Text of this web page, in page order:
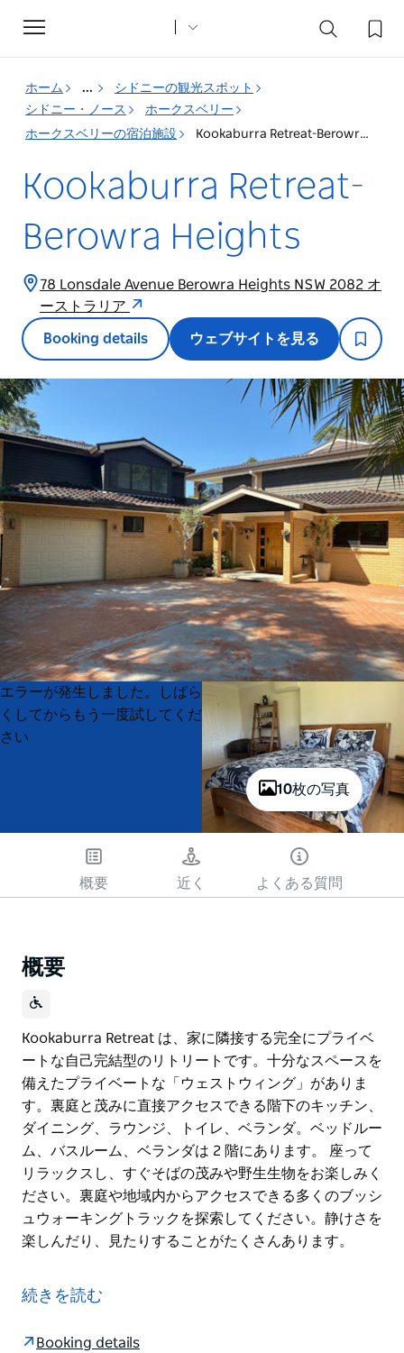
Toggle
navigation
ホーム ...
シドニーの観光スポット
シドニー・ノース
ホークスベリー
ホークスベリーの宿泊施設
Kookaburra Retreat-Berowra Heights
Kookaburra Retreat-
Berowra Heights
78 Lonsdale Avenue Berowra Heights NSW 2082 オ
ーストラリア
Booking details ウェブサイトを見る
10枚の写真
Product
List
Product
List
エラーが発生しました。しばら
くしてからもう一度試してくだ
さい
概要 近く よくある質問
概要
Kookaburra Retreat は、家に隣接する完全にプライベ
ートな自己完結型のリトリートです。十分なスペースを
備えたプライベートな「ウェストウィング」がありま
す。裏庭と茂みに直接アクセスできる階下のキッチン、
ダイニング、ラウンジ、トイレ、ベランダ。ベッドルー
ム、バスルーム、ベランダは 2 階にあります。 座って
リラックスし、すぐそばの茂みや野生生物をお楽しみく
ださい。裏庭や地域内からアクセスできる多くのブッシ
ュウォーキングトラックを探索してください。静けさを
楽しんだり、見たりすることがたくさんあります。
ートな自己完結型のリトリートです。十分なスペースを
備えたプライベートな「ウェストウィング」がありま
続きを読む
Booking details